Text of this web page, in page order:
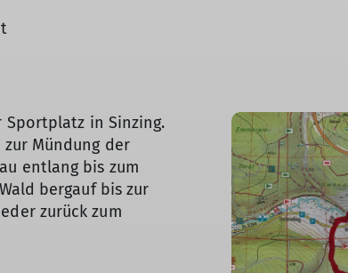
Sportplatz in Sinzing.
Mündung der
entlang bis zum
bergauf bis zur
zurück zum